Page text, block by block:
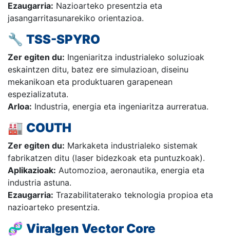
Ezaugarria: Nazioarteko presentzia eta
jasangarritasunarekiko orientazioa.
🔧 TSS-SPYRO
Zer egiten du: Ingeniaritza industrialeko soluzioak
eskaintzen ditu, batez ere simulazioan, diseinu
mekanikoan eta produktuaren garapenean
espezializatuta.
Arloa: Industria, energia eta ingeniaritza aurreratua.
🏭 COUTH
Zer egiten du: Markaketa industrialeko sistemak
fabrikatzen ditu (laser bidezkoak eta puntuzkoak).
Aplikazioak: Automozioa, aeronautika, energia eta
industria astuna.
Ezaugarria: Trazabilitaterako teknologia propioa eta
nazioarteko presentzia.
🧬 Viralgen Vector Core